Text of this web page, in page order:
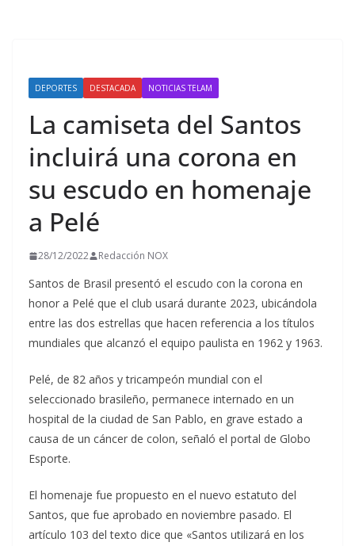
DEPORTES DESTACADA NOTICIAS TELAM
La camiseta del Santos
incluirá una corona en
su escudo en homenaje
a Pelé
28/12/2022 Redacción NOX
Santos de Brasil presentó el escudo con la corona en
honor a Pelé que el club usará durante 2023, ubicándola
entre las dos estrellas que hacen referencia a los títulos
mundiales que alcanzó el equipo paulista en 1962 y 1963.
Pelé, de 82 años y tricampeón mundial con el
seleccionado brasileño, permanece internado en un
hospital de la ciudad de San Pablo, en grave estado a
causa de un cáncer de colon, señaló el portal de Globo
Esporte.
El homenaje fue propuesto en el nuevo estatuto del
Santos, que fue aprobado en noviembre pasado. El
artículo 103 del texto dice que «Santos utilizará en los